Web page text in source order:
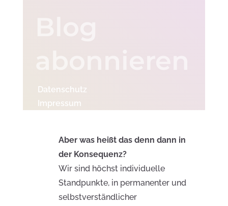
Datenschutz
Impressum
Aber was heißt das denn dann in
der Konsequenz?
Wir sind höchst individuelle
Standpunkte, in permanenter und
selbstverständlicher